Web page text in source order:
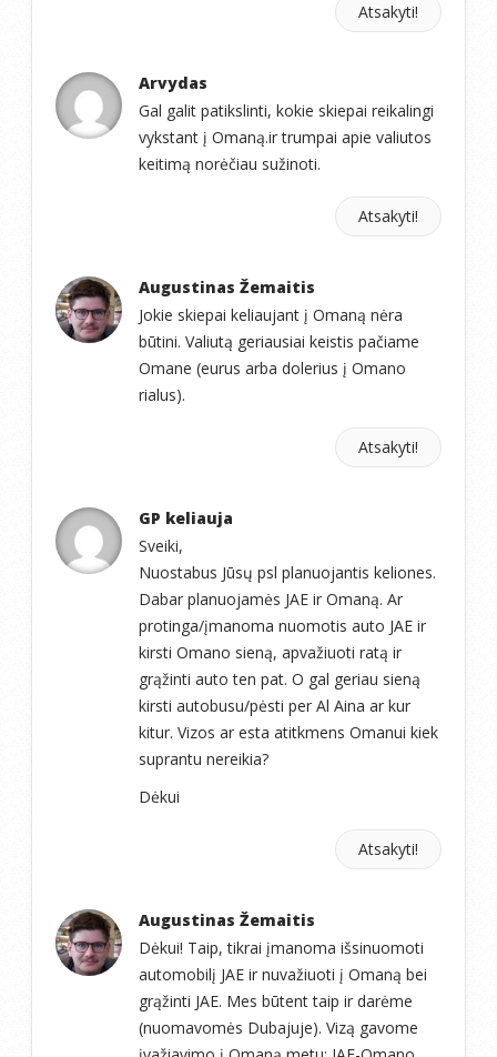
Atsakyti!
Arvydas
Gal galit patikslinti, kokie skiepai reikalingi
vykstant į Omaną.ir trumpai apie valiutos
keitimą norėčiau sužinoti.
Atsakyti!
Augustinas Žemaitis
Jokie skiepai keliaujant į Omaną nėra
būtini. Valiutą geriausiai keistis pačiame
Omane (eurus arba dolerius į Omano
rialus).
Atsakyti!
GP keliauja
Sveiki,
Nuostabus Jūsų psl planuojantis keliones.
Dabar planuojamės JAE ir Omaną. Ar
protinga/įmanoma nuomotis auto JAE ir
kirsti Omano sieną, apvažiuoti ratą ir
grąžinti auto ten pat. O gal geriau sieną
kirsti autobusu/pėsti per Al Aina ar kur
kitur. Vizos ar esta atitkmens Omanui kiek
suprantu nereikia?
Dėkui
Atsakyti!
Augustinas Žemaitis
Dėkui! Taip, tikrai įmanoma išsinuomoti
automobilį JAE ir nuvažiuoti į Omaną bei
grąžinti JAE. Mes būtent taip ir darėme
(nuomavomės Dubajuje). Vizą gavome